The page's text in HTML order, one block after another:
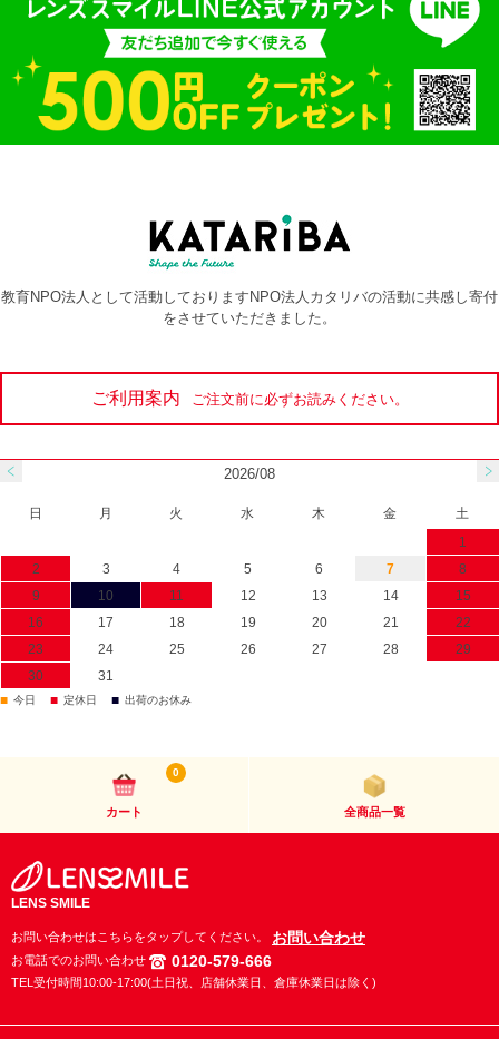
教育NPO法人として活動しておりますNPO法人カタリバの活動に共感し寄付
をさせていただきました。
ご利用案内 ご注文前に必ずお読みください。
2026/08
日 月 火 水 木 金
土
1
2
3 4 5 6 7
8
9
10 11 12 13 14
15
16
17 18 19 20 21
22
23
24 25 26 27 28
29
30
31
■ 今日 ■ 定休日 ■ 出荷のお休み
カート
0
全商品一覧
LENS SMILE
お問い合わせはこちらをタップしてください。 お問い合わせ
お電話でのお問い合わせ 0120-579-666
TEL受付時間10:00-17:00(土日祝、店舗休業日、倉庫休業日は除く)